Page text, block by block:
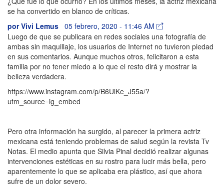
se ha convertido en blanco de críticas.
porVivi Lemus 05 febrero, 2020 - 11:46 AM
Luego de que se publicara en redes sociales una fotografía de
ambas sin maquillaje, los usuarios de Internet no tuvieron piedad
en sus comentarios. Aunque muchos otros, felicitaron a esta
familia por no tener miedo a lo que el resto dirá y mostrar la
belleza verdadera.
https://www.instagram.com/p/B6UlKe_J55a/?
utm_source=ig_embed
Pero otra información ha surgido, al parecer la primera actriz
mexicana está teniendo problemas de salud según la revista Tv
Notas. El medio apunta que Silvia Pinal decidió realizar algunas
intervenciones estéticas en su rostro para lucir más bella, pero
aparentemente lo que se aplicaba era plástico, así que ahora
sufre de un dolor severo.